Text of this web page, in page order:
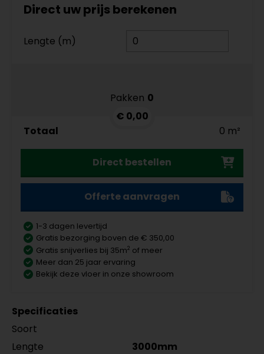
Direct uw prijs berekenen
Lengte (m)
Pakken 0
€ 0,00
Totaal
0 m²
Direct bestellen
Offerte aanvragen
1-3 dagen levertijd
Gratis bezorging boven de € 350,00
Gratis snijverlies bij 35m2 of meer
Meer dan 25 jaar ervaring
Bekijk deze vloer in onze showroom
Specificaties
Soort
Lengte
3000mm